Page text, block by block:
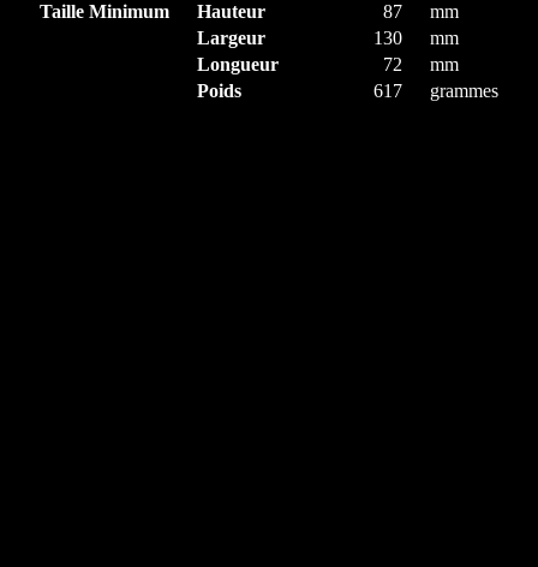
Taille Minimum Hauteur 87
mm
Largeur
130
mm
Longueur
72
mm
Poids
617 grammes